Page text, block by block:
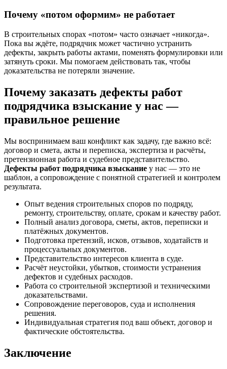
Почему «потом оформим» не работает
В строительных спорах «потом» часто означает «никогда».
Пока вы ждёте, подрядчик может частично устранить
дефекты, закрыть работы актами, поменять формулировки или
затянуть сроки. Мы помогаем действовать так, чтобы
доказательства не потеряли значение.
Почему заказать дефекты работ
подрядчика взыскание у нас —
правильное решение
Мы воспринимаем ваш конфликт как задачу, где важно всё:
договор и смета, акты и переписка, экспертиза и расчёты,
претензионная работа и судебное представительство.
Дефекты работ подрядчика взыскание у нас — это не
шаблон, а сопровождение с понятной стратегией и контролем
результата.
Опыт ведения строительных споров по подряду,
ремонту, строительству, оплате, срокам и качеству работ.
Полный анализ договора, сметы, актов, переписки и
платёжных документов.
Подготовка претензий, исков, отзывов, ходатайств и
процессуальных документов.
Представительство интересов клиента в суде.
Расчёт неустойки, убытков, стоимости устранения
дефектов и судебных расходов.
Работа со строительной экспертизой и техническими
доказательствами.
Сопровождение переговоров, суда и исполнения
решения.
Индивидуальная стратегия под ваш объект, договор и
фактические обстоятельства.
Заключение